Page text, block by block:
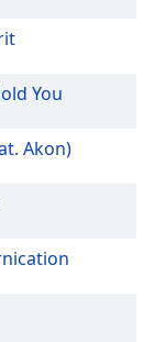
You
Akon)